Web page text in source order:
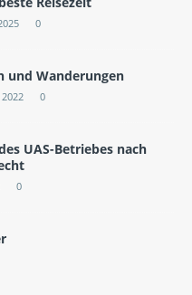
0
und Wanderungen
0
UAS-Betriebes nach
0